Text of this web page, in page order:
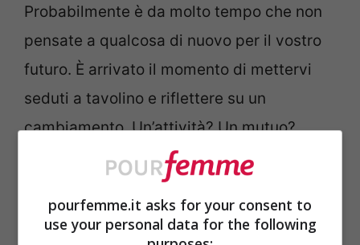
Probabilmente è da molto tempo che non
pensate a qualcosa di nuovo per il vostro
futuro. È arrivato il momento di mettervi
seduti a tavolino e riflettere su un
cambiamento. Un’attività? Un mutuo?
Mettere su famiglia? Riflettete su
potrebbe rivoluzionare il vostro futuro di
coppiae provate a stabilire degli obiettivi
pourfemme.it asks for your consent to
use your personal data for the following